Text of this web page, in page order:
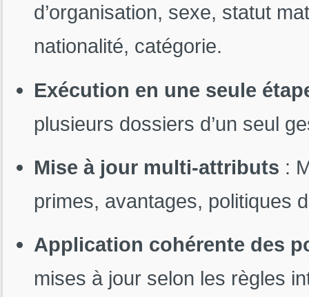
d’organisation, sexe, statut
nationalité, catégorie.
Exécution en une seule
plusieurs dossiers d’un seul
Mise à jour multi-attributs :
primes, avantages, politiques
Application cohérente des
mises à jour selon les règles